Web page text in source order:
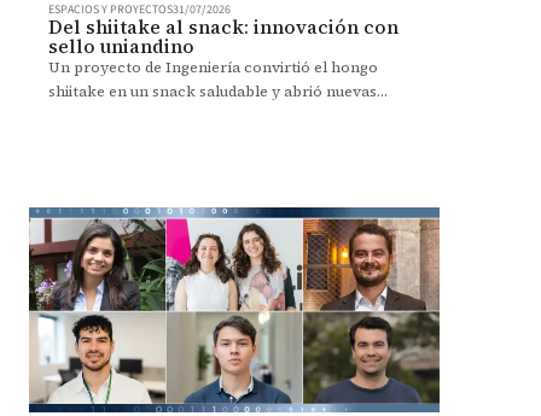
ESPACIOS Y PROYECTOS31/07/2026
Del shiitake al snack: innovación con
sello uniandino
Un proyecto de Ingeniería convirtió el hongo
shiitake en un snack saludable y abrió nuevas